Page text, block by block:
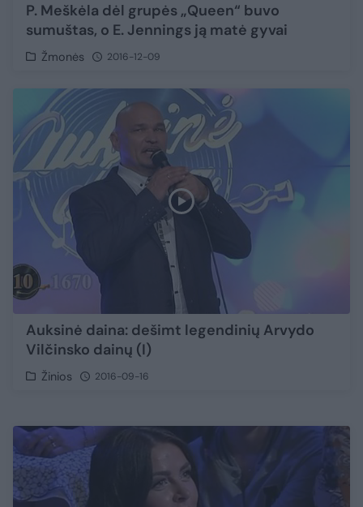
P. Meškėla dėl grupės „Queen“ buvo
sumuštas, o E. Jennings ją matė gyvai
Žmonės 2016-12-09
Auksinė daina: dešimt legendinių Arvydo
Vilčinsko dainų (I)
Žinios 2016-09-16